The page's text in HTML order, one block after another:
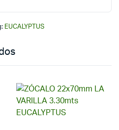
EUCALYPTUS